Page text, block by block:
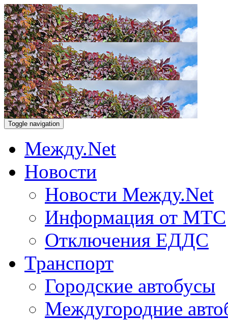
Toggle navigation
Между.Net
Новости
Новости Между.Net
Информация от МТС
Отключения ЕДДС
Транспорт
Городские автобусы
Междугородние